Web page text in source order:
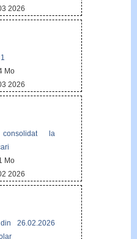
2026
Mo
2026
consolidat la
Mo
2026
26.02.2026